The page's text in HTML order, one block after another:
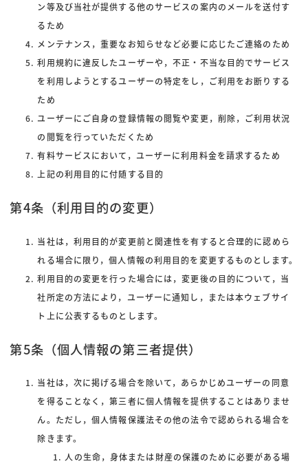
ン等及び当社が提供する他のサービスの案内のメールを送付す
るため
メンテナンス，重要なお知らせなど必要に応じたご連絡のため
利用規約に違反したユーザーや，不正・不当な目的でサービス
を利用しようとするユーザーの特定をし，ご利用をお断りする
ため
ユーザーにご自身の登録情報の閲覧や変更，削除，ご利用状況
の閲覧を行っていただくため
有料サービスにおいて，ユーザーに利用料金を請求するため
上記の利用目的に付随する目的
第4条（利用目的の変更）
当社は，利用目的が変更前と関連性を有すると合理的に認めら
れる場合に限り，個人情報の利用目的を変更するものとします。
利用目的の変更を行った場合には，変更後の目的について，当
社所定の方法により，ユーザーに通知し，または本ウェブサイ
ト上に公表するものとします。
第5条（個人情報の第三者提供）
当社は，次に掲げる場合を除いて，あらかじめユーザーの同意
を得ることなく，第三者に個人情報を提供することはありませ
ん。ただし，個人情報保護法その他の法令で認められる場合を
除きます。
人の生命，身体または財産の保護のために必要がある場